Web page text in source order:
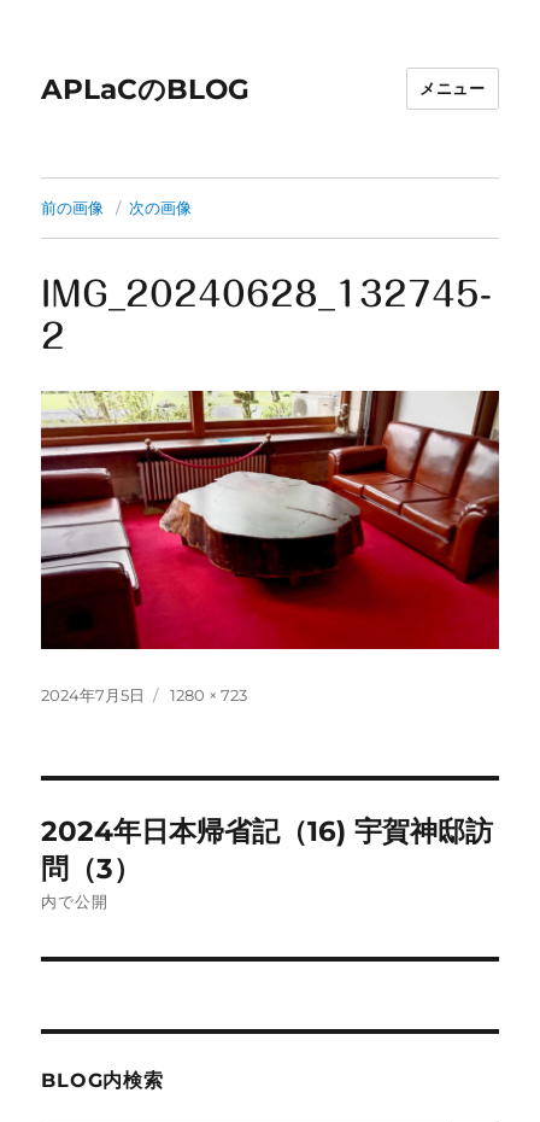
APLaCのBLOG メニュー
前の画像 次の画像
IMG_20240628_132745-
2
投
2024年7月5日
フ
1280 × 723
稿
ナ
ビ
2024年日本帰省記（16) 宇賀神邸訪
問（3）
内で公開
BLOG内検索